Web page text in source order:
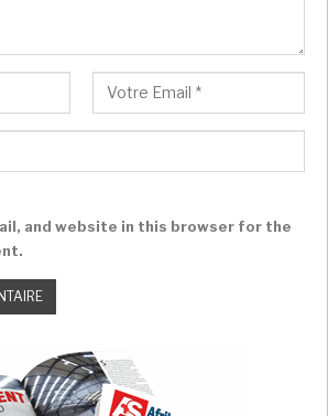
and website in this browser for the